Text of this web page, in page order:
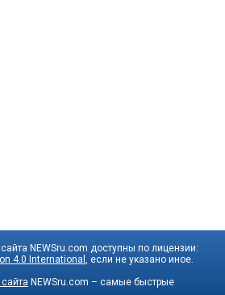
NEWSru.com доступны по лицензии:
4.0 International
, если не указано иное.
NEWSru.com – самые быстрые